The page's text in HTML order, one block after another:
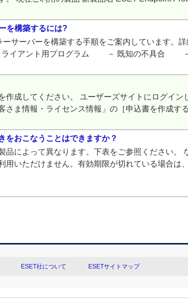
を構築するには?
サーバーを構築する手順をご案内しています。
イアント用プログラム － 既知の不具合 －
成してください。 ユーザーズサイトにログイ
ま情報・ライセンス情報」の［申込書を作成す
をおこなうことはできますか？
によって異なります。下表をご参照ください。
いただけません。有効期限が切れている場合は
ESET社について ESETサイトマップ